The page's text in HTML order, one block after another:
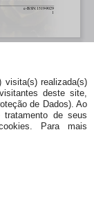
visita(s) realizada(s)
deste site,
de Dados). Ao
de seus
Para mais